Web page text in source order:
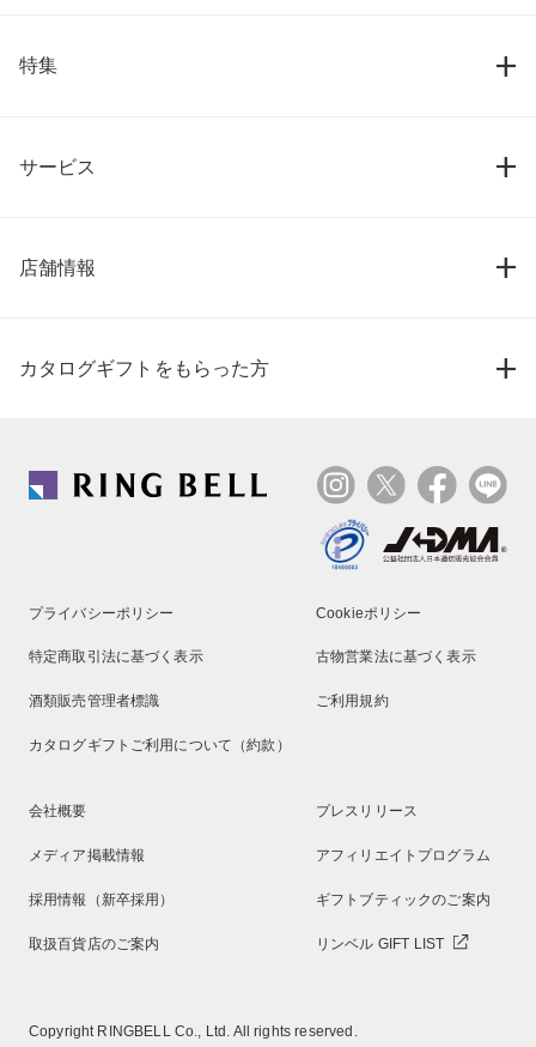
特集
サービス
店舗情報
カタログギフトをもらった方
プライバシーポリシー Cookieポリシー
特定商取引法に基づく表示 古物営業法に基づく表示
酒類販売管理者標識 ご利用規約
カタログギフトご利用について（約款）
会社概要 プレスリリース
メディア掲載情報 アフィリエイトプログラム
採用情報（新卒採用） ギフトブティックのご案内
取扱百貨店のご案内 リンベル GIFT LIST
Copyright RINGBELL Co., Ltd. All rights reserved.